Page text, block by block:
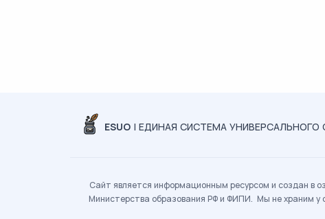
ESUO | ЕДИНАЯ СИСТЕМА УНИВЕРСАЛЬНОГО
Сайт является информационным ресурсом и создан в
Министерства образования РФ и ФИПИ. Мы не храним